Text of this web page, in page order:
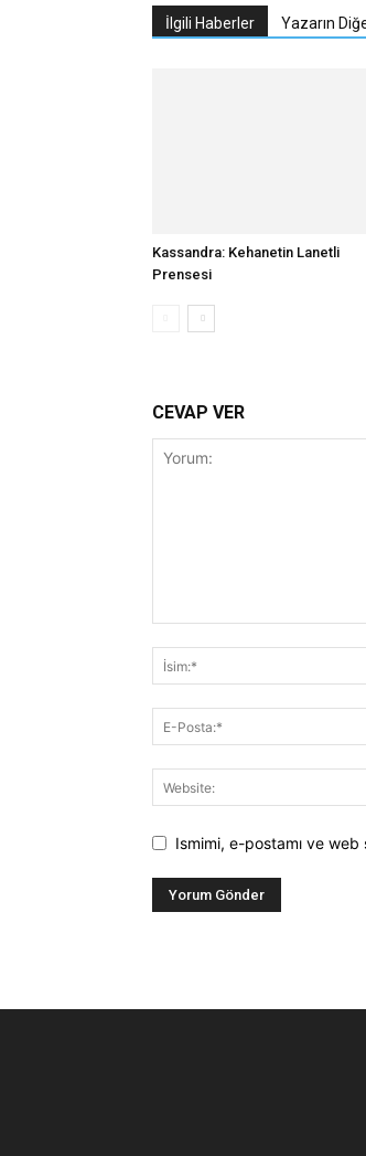
İlgili Haberler Yazarın
Kassandra: Kehanetin Lanetli
Prensesi
CEVAP VER
Ismimi, e-postamı ve